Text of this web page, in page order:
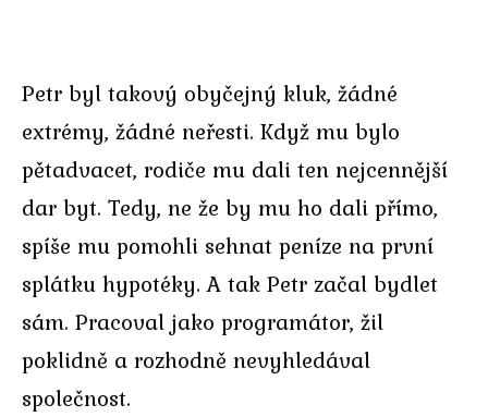
Petr byl takový obyčejný kluk, žádné
extrémy, žádné neřesti. Když mu bylo
pětadvacet, rodiče mu dali ten nejcennější
dar byt. Tedy, ne že by mu ho dali přímo,
spíše mu pomohli sehnat peníze na první
splátku hypotéky. A tak Petr začal bydlet
sám. Pracoval jako programátor, žil
poklidně a rozhodně nevyhledával
společnost.